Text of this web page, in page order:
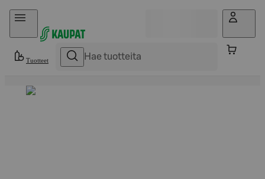
Hyppää sisältöön
Tuotteet